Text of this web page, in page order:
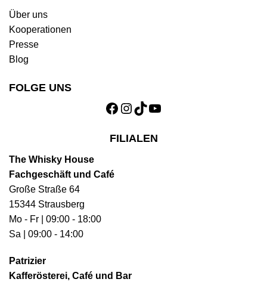
Über uns
Kooperationen
Presse
Blog
FOLGE UNS
FILIALEN
The Whisky House
Fachgeschäft und Café
Große Straße 64
15344 Strausberg
Mo - Fr | 09:00 - 18:00
Sa | 09:00 - 14:00
Patrizier
Kafferösterei, Café und Bar